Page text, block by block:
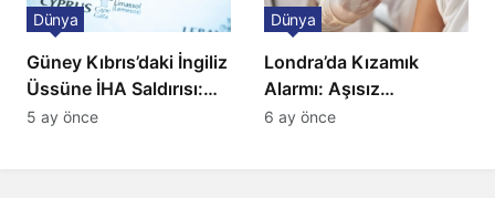
Güney Kıbrıs’daki İngiliz
Üssüne İHA Saldırısı:
Patlama, Sirenler ve
Dünya
5 ay önce
Londra’da Kızamık
Alarmı: Aşısız
Öğrenciler Okullardan
Dünya
6 ay önce